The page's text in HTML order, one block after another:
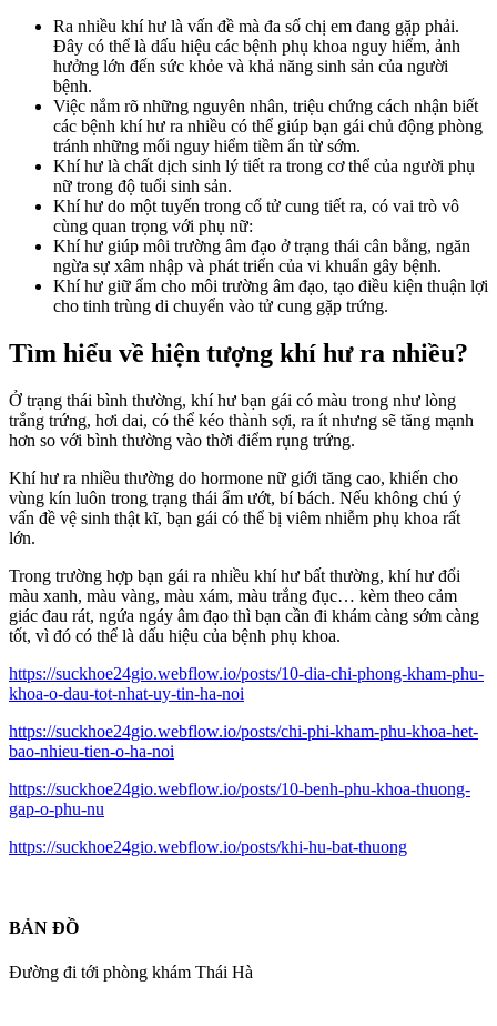
Ra nhiều khí hư là vấn đề mà đa số chị em đang gặp phải.
Đây có thể là dấu hiệu các bệnh phụ khoa nguy hiểm, ảnh
hưởng lớn đến sức khỏe và khả năng sinh sản của người
bệnh.
Việc nắm rõ những nguyên nhân, triệu chứng cách nhận biết
các bệnh khí hư ra nhiều có thể giúp bạn gái chủ động phòng
tránh những mối nguy hiểm tiềm ẩn từ sớm.
Khí hư là chất dịch sinh lý tiết ra trong cơ thể của người phụ
nữ trong độ tuổi sinh sản.
Khí hư do một tuyến trong cổ tử cung tiết ra, có vai trò vô
cùng quan trọng với phụ nữ:
Khí hư giúp môi trường âm đạo ở trạng thái cân bằng, ngăn
ngừa sự xâm nhập và phát triển của vi khuẩn gây bệnh.
Khí hư giữ ẩm cho môi trường âm đạo, tạo điều kiện thuận lợi
cho tinh trùng di chuyển vào tử cung gặp trứng.
Tìm hiểu về hiện tượng khí hư ra nhiều?
Ở trạng thái bình thường, khí hư bạn gái có màu trong như lòng
trắng trứng, hơi dai, có thể kéo thành sợi, ra ít nhưng sẽ tăng mạnh
hơn so với bình thường vào thời điểm rụng trứng.
Khí hư ra nhiều thường do hormone nữ giới tăng cao, khiến cho
vùng kín luôn trong trạng thái ẩm ướt, bí bách. Nếu không chú ý
vấn đề vệ sinh thật kĩ, bạn gái có thể bị viêm nhiễm phụ khoa rất
lớn.
Trong trường hợp bạn gái ra nhiều khí hư bất thường, khí hư đổi
màu xanh, màu vàng, màu xám, màu trắng đục… kèm theo cảm
giác đau rát, ngứa ngáy âm đạo thì bạn cần đi khám càng sớm càng
tốt, vì đó có thể là dấu hiệu của bệnh phụ khoa.
https://suckhoe24gio.webflow.io/posts/10-dia-chi-phong-kham-phu-
khoa-o-dau-tot-nhat-uy-tin-ha-noi
https://suckhoe24gio.webflow.io/posts/chi-phi-kham-phu-khoa-het-
bao-nhieu-tien-o-ha-noi
https://suckhoe24gio.webflow.io/posts/10-benh-phu-khoa-thuong-
gap-o-phu-nu
https://suckhoe24gio.webflow.io/posts/khi-hu-bat-thuong
BẢN ĐỒ
Đường đi tới phòng khám Thái Hà